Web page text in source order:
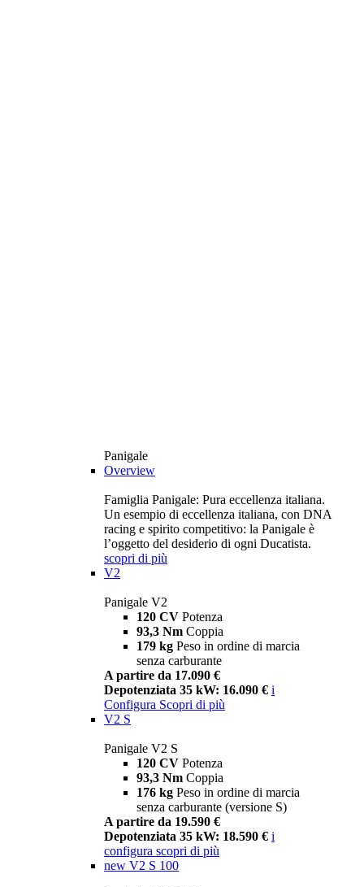
Panigale
Overview
Famiglia Panigale: Pura eccellenza italiana.
Un esempio di eccellenza italiana, con DNA
racing e spirito competitivo: la Panigale è
l’oggetto del desiderio di ogni Ducatista.
scopri di più
V2
Panigale V2
120 CV Potenza
93,3 Nm Coppia
179 kg Peso in ordine di marcia
senza carburante
A partire da 17.090 €
Depotenziata 35 kW: 16.090 € i
Configura Scopri di più
V2 S
Panigale V2 S
120 CV Potenza
93,3 Nm Coppia
176 kg Peso in ordine di marcia
senza carburante (versione S)
A partire da 19.590 €
Depotenziata 35 kW: 18.590 € i
configura scopri di più
new V2 S 100